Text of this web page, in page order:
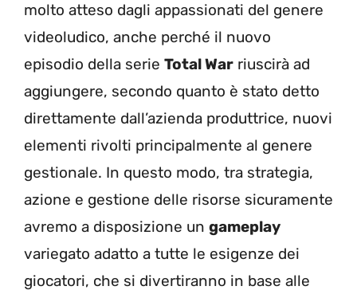
molto atteso dagli appassionati del genere
videoludico, anche perché il nuovo
episodio della serie Total War riuscirà ad
aggiungere, secondo quanto è stato detto
direttamente dall’azienda produttrice, nuovi
elementi rivolti principalmente al genere
gestionale. In questo modo, tra strategia,
azione e gestione delle risorse sicuramente
avremo a disposizione un gameplay
variegato adatto a tutte le esigenze dei
giocatori, che si divertiranno in base alle